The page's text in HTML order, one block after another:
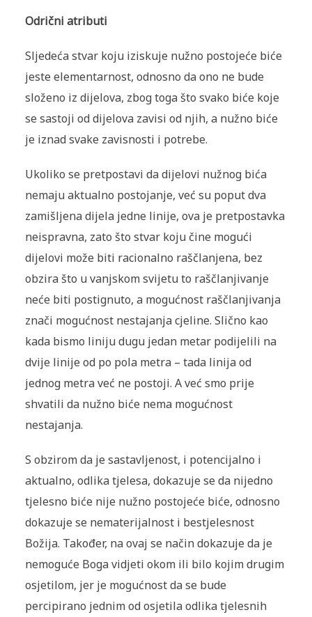
Odrični atributi
Sljedeća stvar koju iziskuje nužno postojeće biće
jeste elementarnost, odnosno da ono ne bude
složeno iz dijelova, zbog toga što svako biće koje
se sastoji od dijelova zavisi od njih, a nužno biće
je iznad svake zavisnosti i potrebe.
Ukoliko se pretpostavi da dijelovi nužnog bića
nemaju aktualno postojanje, već su poput dva
zamišljena dijela jedne linije, ova je pretpostavka
neispravna, zato što stvar koju čine mogući
dijelovi može biti racionalno raščlanjena, bez
obzira što u vanjskom svijetu to raščlanjivanje
neće biti postignuto, a mogućnost raščlanjivanja
znači mogućnost nestajanja cjeline. Slično kao
kada bismo liniju dugu jedan metar podijelili na
dvije linije od po pola metra – tada linija od
jednog metra već ne postoji. A već smo prije
shvatili da nužno biće nema mogućnost
nestajanja.
S obzirom da je sastavljenost, i potencijalno i
aktualno, odlika tjelesa, dokazuje se da nijedno
tjelesno biće nije nužno postojeće biće, odnosno
dokazuje se nematerijalnost i bestjelesnost
Božija. Također, na ovaj se način dokazuje da je
nemoguće Boga vidjeti okom ili bilo kojim drugim
osjetilom, jer je mogućnost da se bude
percipirano jednim od osjetila odlika tjelesnih